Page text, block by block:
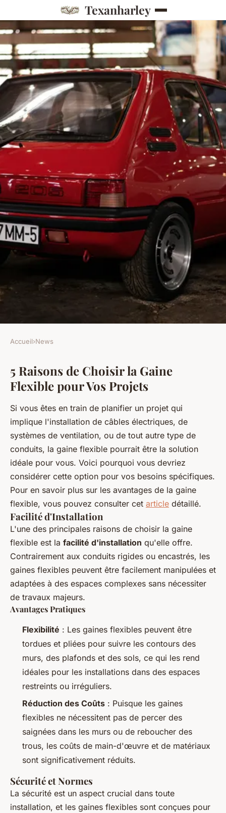
Texanharley
5 raisons de choisir la gaine
flexible pour vos projets
Léon•6 décembre 2024•4 min de lecture
Accueil›News
5 Raisons de Choisir la Gaine
Flexible pour Vos Projets
Si vous êtes en train de planifier un projet qui
implique l'installation de câbles électriques, de
systèmes de ventilation, ou de tout autre type de
conduits, la gaine flexible pourrait être la solution
idéale pour vous. Voici pourquoi vous devriez
considérer cette option pour vos besoins spécifiques.
Pour en savoir plus sur les avantages de la gaine
flexible, vous pouvez consulter cet article détaillé.
Facilité d'Installation
L'une des principales raisons de choisir la gaine
flexible est la facilité d'installation qu'elle offre.
Contrairement aux conduits rigides ou encastrés, les
gaines flexibles peuvent être facilement manipulées et
adaptées à des espaces complexes sans nécessiter
de travaux majeurs.
Avantages Pratiques
Flexibilité : Les gaines flexibles peuvent être
tordues et pliées pour suivre les contours des
murs, des plafonds et des sols, ce qui les rend
idéales pour les installations dans des espaces
restreints ou irréguliers.
Réduction des Coûts : Puisque les gaines
flexibles ne nécessitent pas de percer des
saignées dans les murs ou de reboucher des
trous, les coûts de main-d'œuvre et de matériaux
sont significativement réduits.
Sécurité et Normes
La sécurité est un aspect crucial dans toute
installation, et les gaines flexibles sont conçues pour